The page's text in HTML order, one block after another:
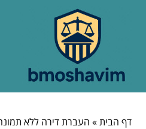
דף הבית» העברת דירה ללא תמונה